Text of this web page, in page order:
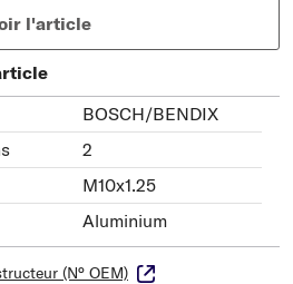
l'article
BOSCH/BENDIX
2
M10x1.25
Aluminium
(N° OEM)